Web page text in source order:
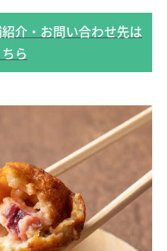
介・お問い合わせ先は
ら